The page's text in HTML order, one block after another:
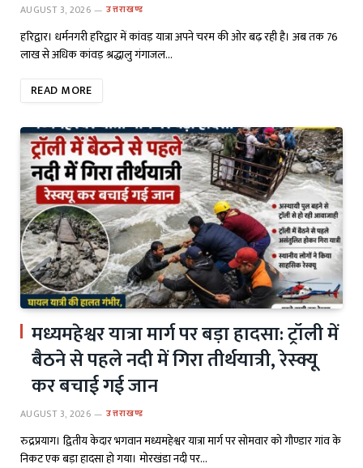
AUGUST 3, 2026 उत्तराखण्ड
हरिद्वार। धर्मनगरी हरिद्वार में कांवड़ यात्रा अपने चरम की ओर बढ़ रही है। अब तक 76
लाख से अधिक कांवड़ श्रद्धालु गंगाजल…
READ MORE
मध्यमहेश्वर यात्रा मार्ग पर बड़ा हादसा: ट्रॉली में
बैठने से पहले नदी में गिरा तीर्थयात्री, रेस्क्यू
कर बचाई गई जान
AUGUST 3, 2026 उत्तराखण्ड
रुद्रप्रयाग। द्वितीय केदार भगवान मध्यमहेश्वर यात्रा मार्ग पर सोमवार को गौण्डार गांव के
निकट एक बड़ा हादसा हो गया। मोरखंडा नदी पर…